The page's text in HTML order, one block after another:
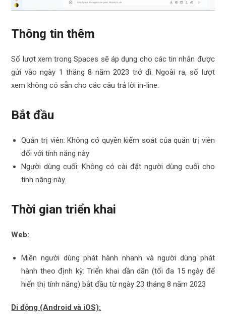
Thông tin thêm
Số lượt xem trong Spaces sẽ áp dụng cho các tin nhắn được
gửi vào ngày 1 tháng 8 năm 2023 trở đi. Ngoài ra, số lượt
xem không có sẵn cho các câu trả lời in-line.
Bắt đầu
Quản trị viên: Không có quyền kiểm soát của quản trị viên
đối với tính năng này
Người dùng cuối: Không có cài đặt người dùng cuối cho
tính năng này.
Thời gian triển khai
Web:
Miền người dùng phát hành nhanh và người dùng phát
hành theo định kỳ: Triển khai dần dần (tối đa 15 ngày để
hiển thị tính năng) bắt đầu từ ngày 23 tháng 8 năm 2023
Di động (Android và iOS):